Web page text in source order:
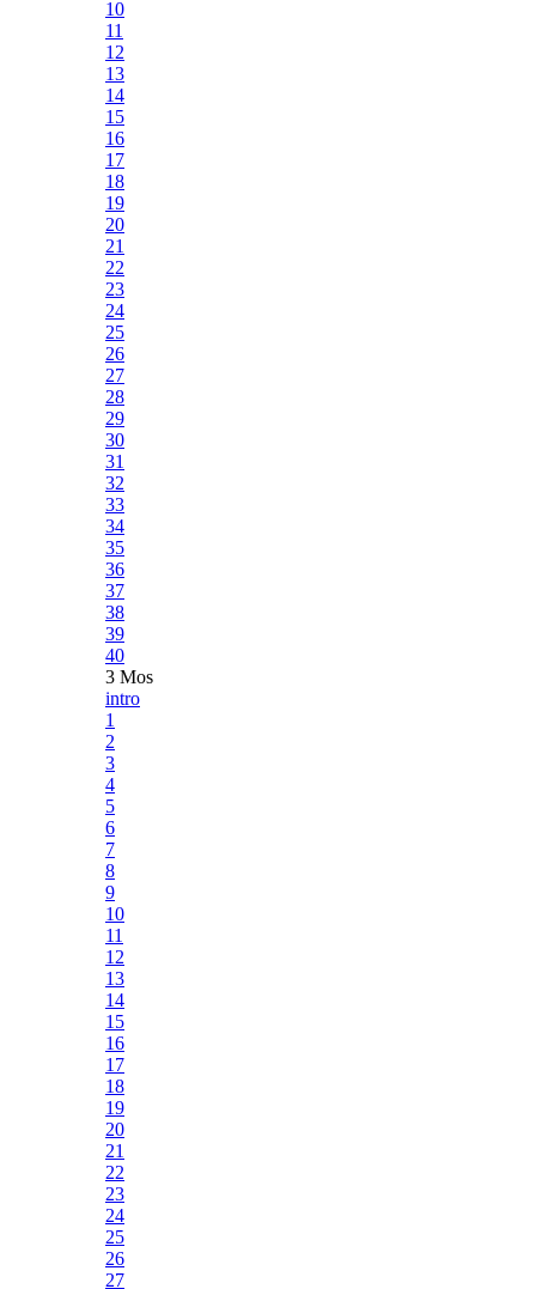
10
11
12
13
14
15
16
17
18
19
20
21
22
23
24
25
26
27
28
29
30
31
32
33
34
35
36
37
38
39
40
3 Mos
intro
1
2
3
4
5
6
7
8
9
10
11
12
13
14
15
16
17
18
19
20
21
22
23
24
25
26
27